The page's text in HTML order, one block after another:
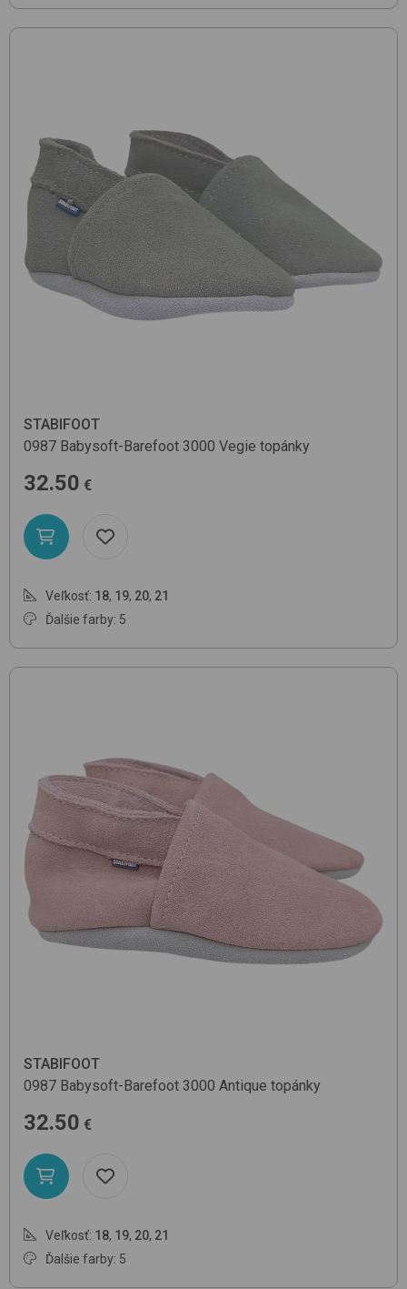
STABIFOOT
0987 Babysoft-Barefoot 3000 Vegie topánky
32.50 €
Veľkosť: 18, 19, 20, 21
Ďalšie farby: 5
STABIFOOT
0987 Babysoft-Barefoot 3000 Antique topánky
32.50 €
Veľkosť: 18, 19, 20, 21
Ďalšie farby: 5